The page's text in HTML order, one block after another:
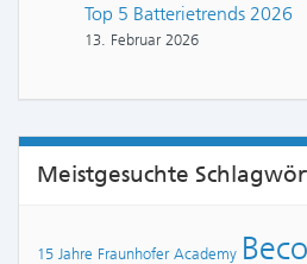
Top 5 Batterietrends 2026
13. Februar 2026
Meistgesuchte
15 Jahre Fraunhofer Academy